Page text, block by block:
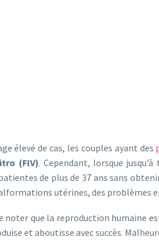
élevé de cas, les couples ayant des
(FIV). Cependant, lorsque
de plus de 37 ans sans
utérines, des problèmes
que la reproduction humaine
et aboutisse avec succès.